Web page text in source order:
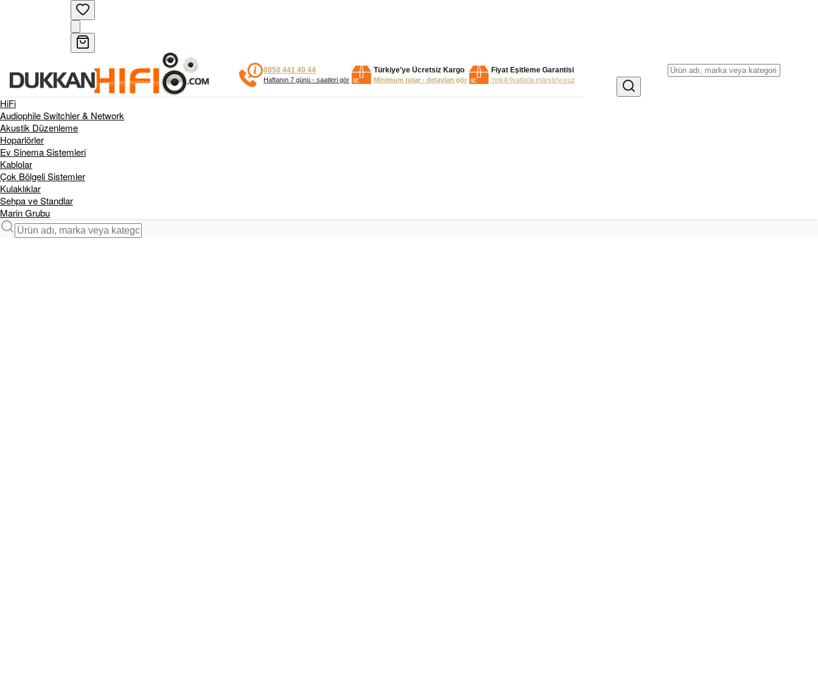
0850 441 40 44
Haftanın 7 günü - saatleri gör
Türkiye'ye Ücretsiz Kargo
Minimum tutar - detayları gör
Fiyat Eşitleme Garantisi
Yetkili fiyatlarla eşleştiriyoruz
HiFi
Audiophile Switchler & Network
Akustik Düzenleme
Hoparlörler
Ev Sinema Sistemleri
Kablolar
Çok Bölgeli Sistemler
Kulaklıklar
Sehpa ve Standlar
Marin Grubu